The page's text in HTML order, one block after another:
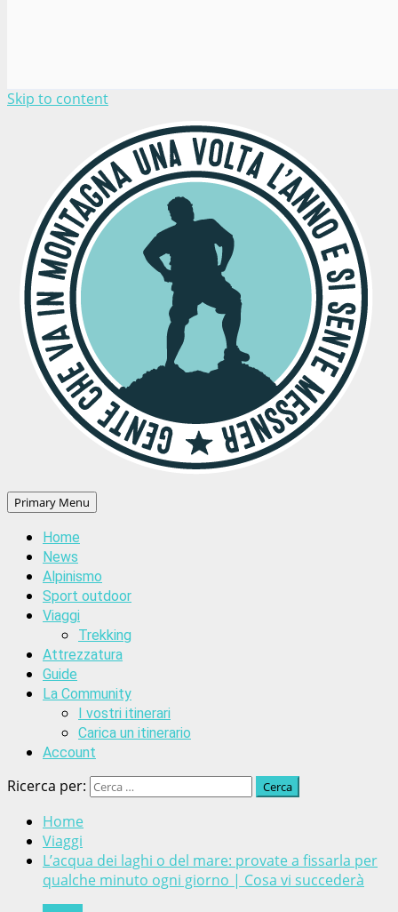
Skip to content
Primary Menu
Home
News
Alpinismo
Sport outdoor
Viaggi
Trekking
Attrezzatura
Guide
La Community
I vostri itinerari
Carica un itinerario
Account
Ricerca per:
Home
Viaggi
L’acqua dei laghi o del mare: provate a fissarla per
qualche minuto ogni giorno | Cosa vi succederà